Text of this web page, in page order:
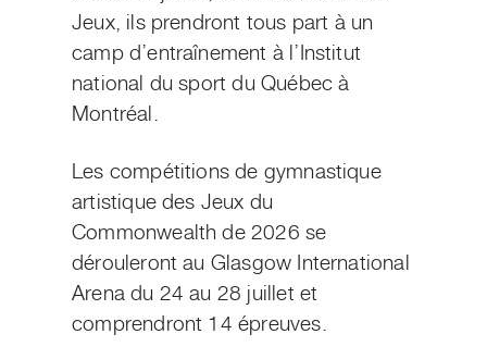
Jeux, ils prendront tous part à un
camp d’entraînement à l’Institut
national du sport du Québec à
Montréal.
Les compétitions de gymnastique
artistique des Jeux du
Commonwealth de 2026 se
dérouleront au Glasgow International
Arena du 24 au 28 juillet et
comprendront 14 épreuves.